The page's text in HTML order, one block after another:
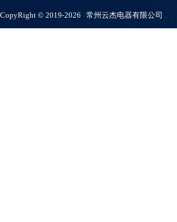
CopyRight © 2019-2026 常州云杰电器有限公司